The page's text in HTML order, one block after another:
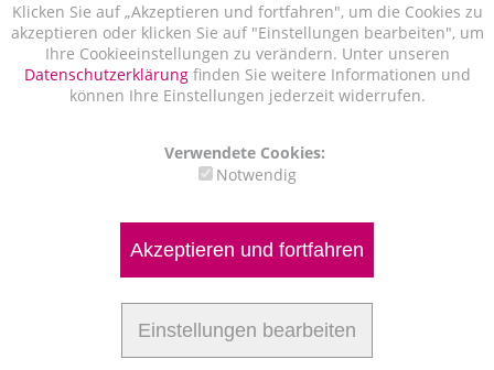
Klicken Sie auf „Akzeptieren und fortfahren", um die Cookies zu
akzeptieren oder klicken Sie auf "Einstellungen bearbeiten", um
Ihre Cookieeinstellungen zu verändern. Unter unseren
Datenschutzerklärungfinden Sie weitere Informationen und
können Ihre Einstellungen jederzeit widerrufen.
Verwendete Cookies:
Notwendig
Akzeptieren und fortfahren
Einstellungen bearbeiten